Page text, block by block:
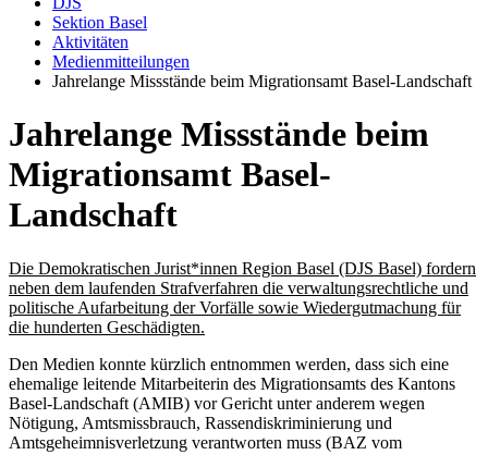
Sektion Basel
Aktivitäten
Medienmitteilungen
Jahrelange Missstände beim Migrationsamt Basel-Landschaft
Jahrelange Missstände beim
Migrationsamt Basel-
Landschaft
Die Demokratischen Jurist*innen Region Basel (DJS Basel) fordern
neben dem laufenden Strafverfahren die verwaltungsrechtliche und
politische Aufarbeitung der Vorfälle sowie Wiedergutmachung für
die hunderten Geschädigten.
Den Medien konnte kürzlich entnommen werden, dass sich eine
ehemalige leitende Mitarbeiterin des Migrationsamts des Kantons
Basel-Landschaft (AMIB) vor Gericht unter anderem wegen
Nötigung, Amtsmissbrauch, Rassendiskriminierung und
Amtsgeheimnisverletzung verantworten muss (BAZ vom